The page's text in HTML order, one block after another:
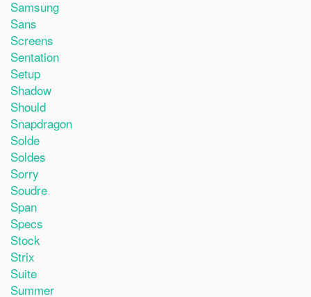
Samsung
Sans
Screens
Sentation
Setup
Shadow
Should
Snapdragon
Solde
Soldes
Sorry
Soudre
Span
Specs
Stock
Strix
Suite
Summer